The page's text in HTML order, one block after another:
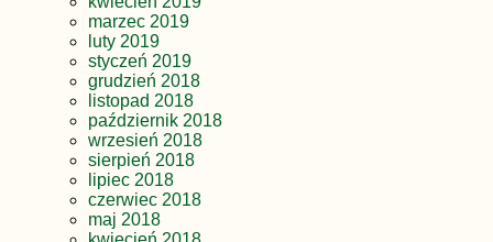
marzec 2019
luty 2019
styczeń 2019
grudzień 2018
listopad 2018
październik 2018
wrzesień 2018
sierpień 2018
lipiec 2018
czerwiec 2018
maj 2018